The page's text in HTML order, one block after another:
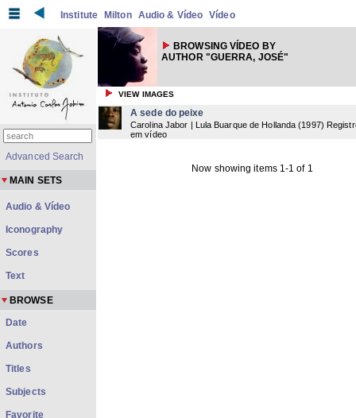
Institute Milton Audio & Vídeo Vídeo
BROWSING VÍDEO BY
AUTHOR "GUERRA, JOSÉ"
VIEW IMAGES
A sede do peixe
Carolina Jabor | Lula Buarque de Hollanda (1997)
em vídeo
Now showing items 1-1 of 1
Advanced Search
MAIN SETS
Audio & Vídeo
Iconography
Scores
Text
BROWSE
Date
Authors
Titles
Subjects
Favorite